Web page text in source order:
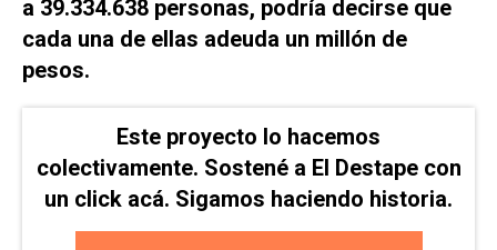
a 39.334.638 personas, podría decirse que
cada una de ellas adeuda un millón de
pesos.
Este proyecto lo hacemos
colectivamente. Sostené a El Destape con
un click acá. Sigamos haciendo historia.